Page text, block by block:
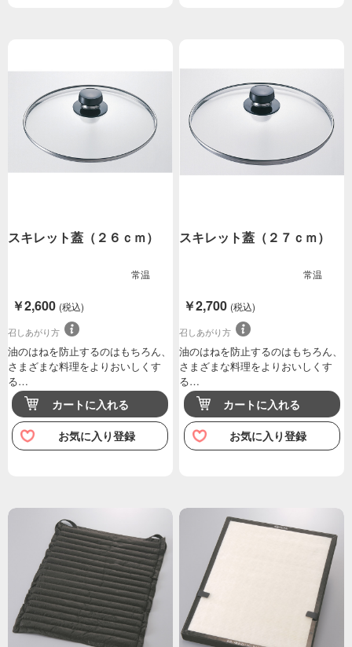
スキレット蓋（２６ｃｍ）
常温
￥2,600 (税込)
召しあがり方
油のはねを防止するのはもちろん、
さまざまな料理をよりおいしくす
る…
カートに入れる
お気に入り登録
スキレット蓋（２７ｃｍ）
常温
￥2,700 (税込)
召しあがり方
油のはねを防止するのはもちろん、
さまざまな料理をよりおいしくす
る…
カートに入れる
お気に入り登録